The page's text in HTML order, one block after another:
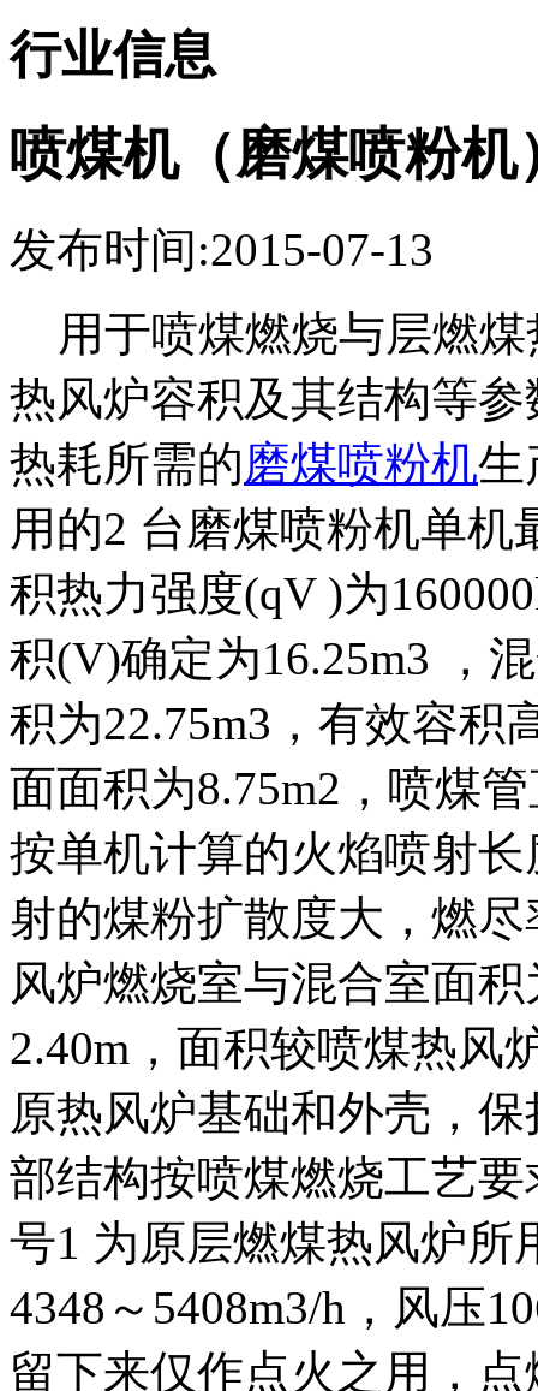
行业信息
喷煤机（磨煤喷粉机
发布时间:2015-07-13
用于喷煤燃烧与层燃煤
热风炉容积及其结构等
热耗所需的磨煤喷粉机生
用的2 台磨煤喷粉机单机
积热力强度(qV )为
积(V)确定为16.25m3 ，
积为22.75m3，有效容积
面面积为8.75m2，喷煤
按单机计算的火焰喷射
射的煤粉扩散度大，燃
风炉燃烧室与混合室面
2.40m，面积较喷煤热风
原热风炉基础和外壳，
部结构按喷煤燃烧工艺
号1 为原层燃煤热风炉
4348～5408m3/h，风压
留下来仅作点火之用，